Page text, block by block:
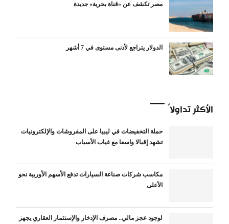
مصر تكشف عن «قناة بحرية» جديدة
الدولار يتراجع لأدنى مستوى في 7 أشهر
الأكثر تداولاً
حملة التخفيضات في ليبيا على المفروشات والإلكترونيات
تشهد إقبالا واسعا مع غياب الأسباب
مكاسب شركات صناعة السيارات تدفع الأسهم الأوربية نحو
الأعلى
لوجود عجز مالي.. مصرف الإدخار والإستثمار العقاري يجهز